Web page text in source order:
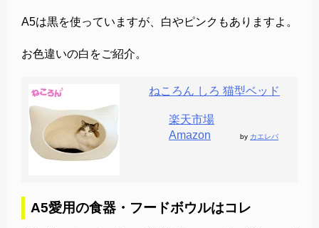
A5は黒を使っていますが、白やピンクもありますよ。
お色違いの白をご紹介。
ねころん しろ 猫型ベッド
楽天市場
Amazon
by カエレバ
A5愛用の食器・フードボウルはコレ